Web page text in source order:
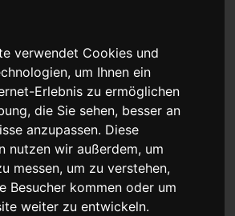
verwendet Cookies und
um Ihnen ein
Erlebnis zu ermöglichen
die Sie sehen, besser an
anzupassen. Diese
nutzen wir außerdem, um
messen, um zu verstehen,
Besucher kommen oder um
weiter zu entwickeln.
Angaben für
Bearbeiter